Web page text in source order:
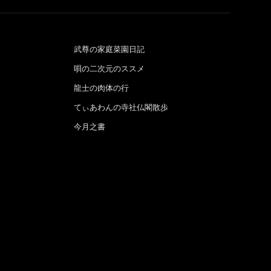
武尊の家庭菜園日記
唄の二次元のススメ
龍士の肉体の行
てぃあわんの寺社仏閣散歩
今月之書